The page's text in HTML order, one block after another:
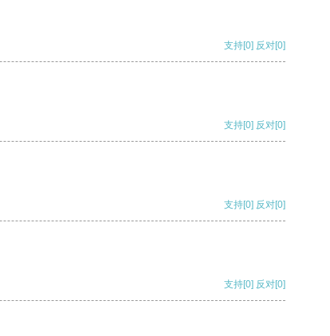
支持[0] 反对[0]
支持[0] 反对[0]
支持[0] 反对[0]
支持[0] 反对[0]